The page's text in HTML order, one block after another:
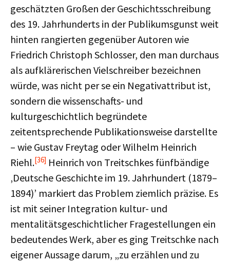
geschätzten Großen der Geschichtsschreibung
des 19. Jahrhunderts in der Publikumsgunst weit
hinten rangierten gegenüber Autoren wie
Friedrich Christoph Schlosser, den man durchaus
als aufklärerischen Vielschreiber bezeichnen
würde, was nicht per se ein Negativattribut ist,
sondern die wissenschafts- und
kulturgeschichtlich begründete
zeitentsprechende Publikationsweise darstellte
– wie Gustav Freytag oder Wilhelm Heinrich
Riehl.[36] Heinrich von Treitschkes fünfbändige
‚Deutsche Geschichte im 19. Jahrhundert (1879–
1894)’ markiert das Problem ziemlich präzise. Es
ist mit seiner Integration kultur- und
mentalitätsgeschichtlicher Fragestellungen ein
bedeutendes Werk, aber es ging Treitschke nach
eigener Aussage darum, „zu erzählen und zu